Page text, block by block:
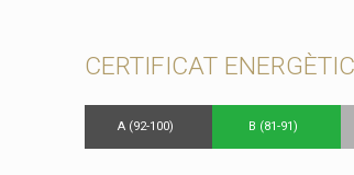
CERTIFICAT ENERGÈTIC
A (92-100) B (81-91)